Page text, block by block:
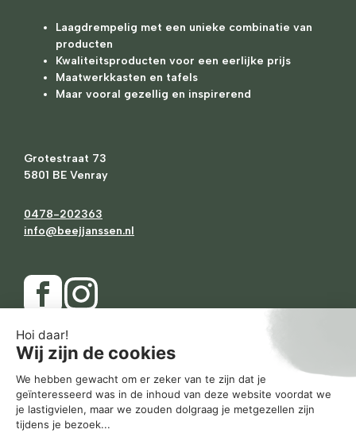
Laagdrempelig met een unieke combinatie van
producten
Kwaliteitsproducten voor een eerlijke prijs
Maatwerkkasten en tafels
Maar vooral gezellig en inspirerend
Grotestraat 73
5801 BE Venray
0478-202363
info@beejjanssen.nl
Ma
Gesloten
Di
10.00 -
17.30
Wo
10.00